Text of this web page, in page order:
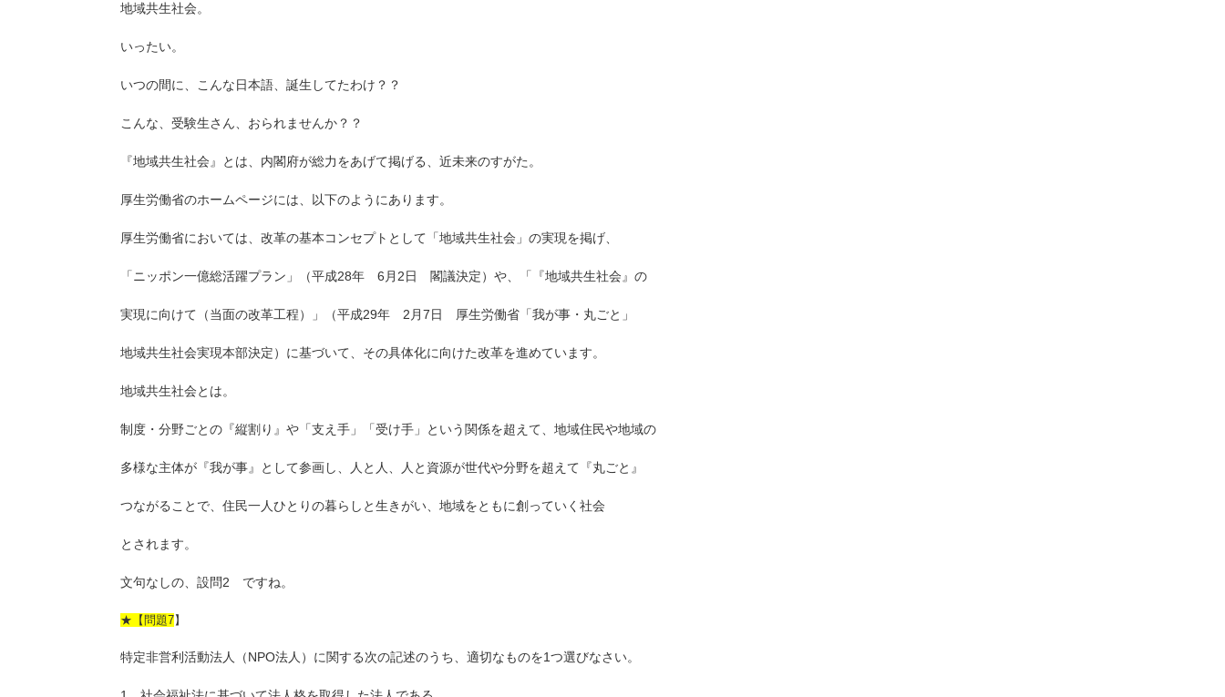
地域共生社会。
いったい。
いつの間に、こんな日本語、誕生してたわけ？？
こんな、受験生さん、おられませんか？？
『地域共生社会』とは、内閣府が総力をあげて掲げる、近未来のすがた。
厚生労働省のホームページには、以下のようにあります。
厚生労働省においては、改革の基本コンセプトとして「地域共生社会」の実現を掲げ、
「ニッポン一億総活躍プラン」（平成28年 6月2日 閣議決定）や、「『地域共生社会』の
実現に向けて（当面の改革工程）」（平成29年 2月7日 厚生労働省「我が事・丸ごと」
地域共生社会実現本部決定）に基づいて、その具体化に向けた改革を進めています。
地域共生社会とは。
制度・分野ごとの『縦割り』や「支え手」「受け手」という関係を超えて、地域住民や地域の
多様な主体が『我が事』として参画し、人と人、人と資源が世代や分野を超えて『丸ごと』
つながることで、住民一人ひとりの暮らしと生きがい、地域をともに創っていく社会
とされます。
文句なしの、設問2 ですね。
★【問題7】
特定非営利活動法人（NPO法人）に関する次の記述のうち、適切なものを1つ選びなさい。